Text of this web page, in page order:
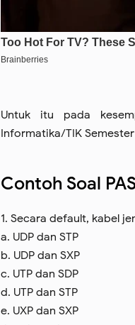
Untuk itu pada
Informatika/TIK
Contoh Soal
1. Secara default, kabel
a. UDP dan STP
b. UDP dan SXP
c. UTP dan SDP
d. UTP dan STP
e. UXP dan SXP